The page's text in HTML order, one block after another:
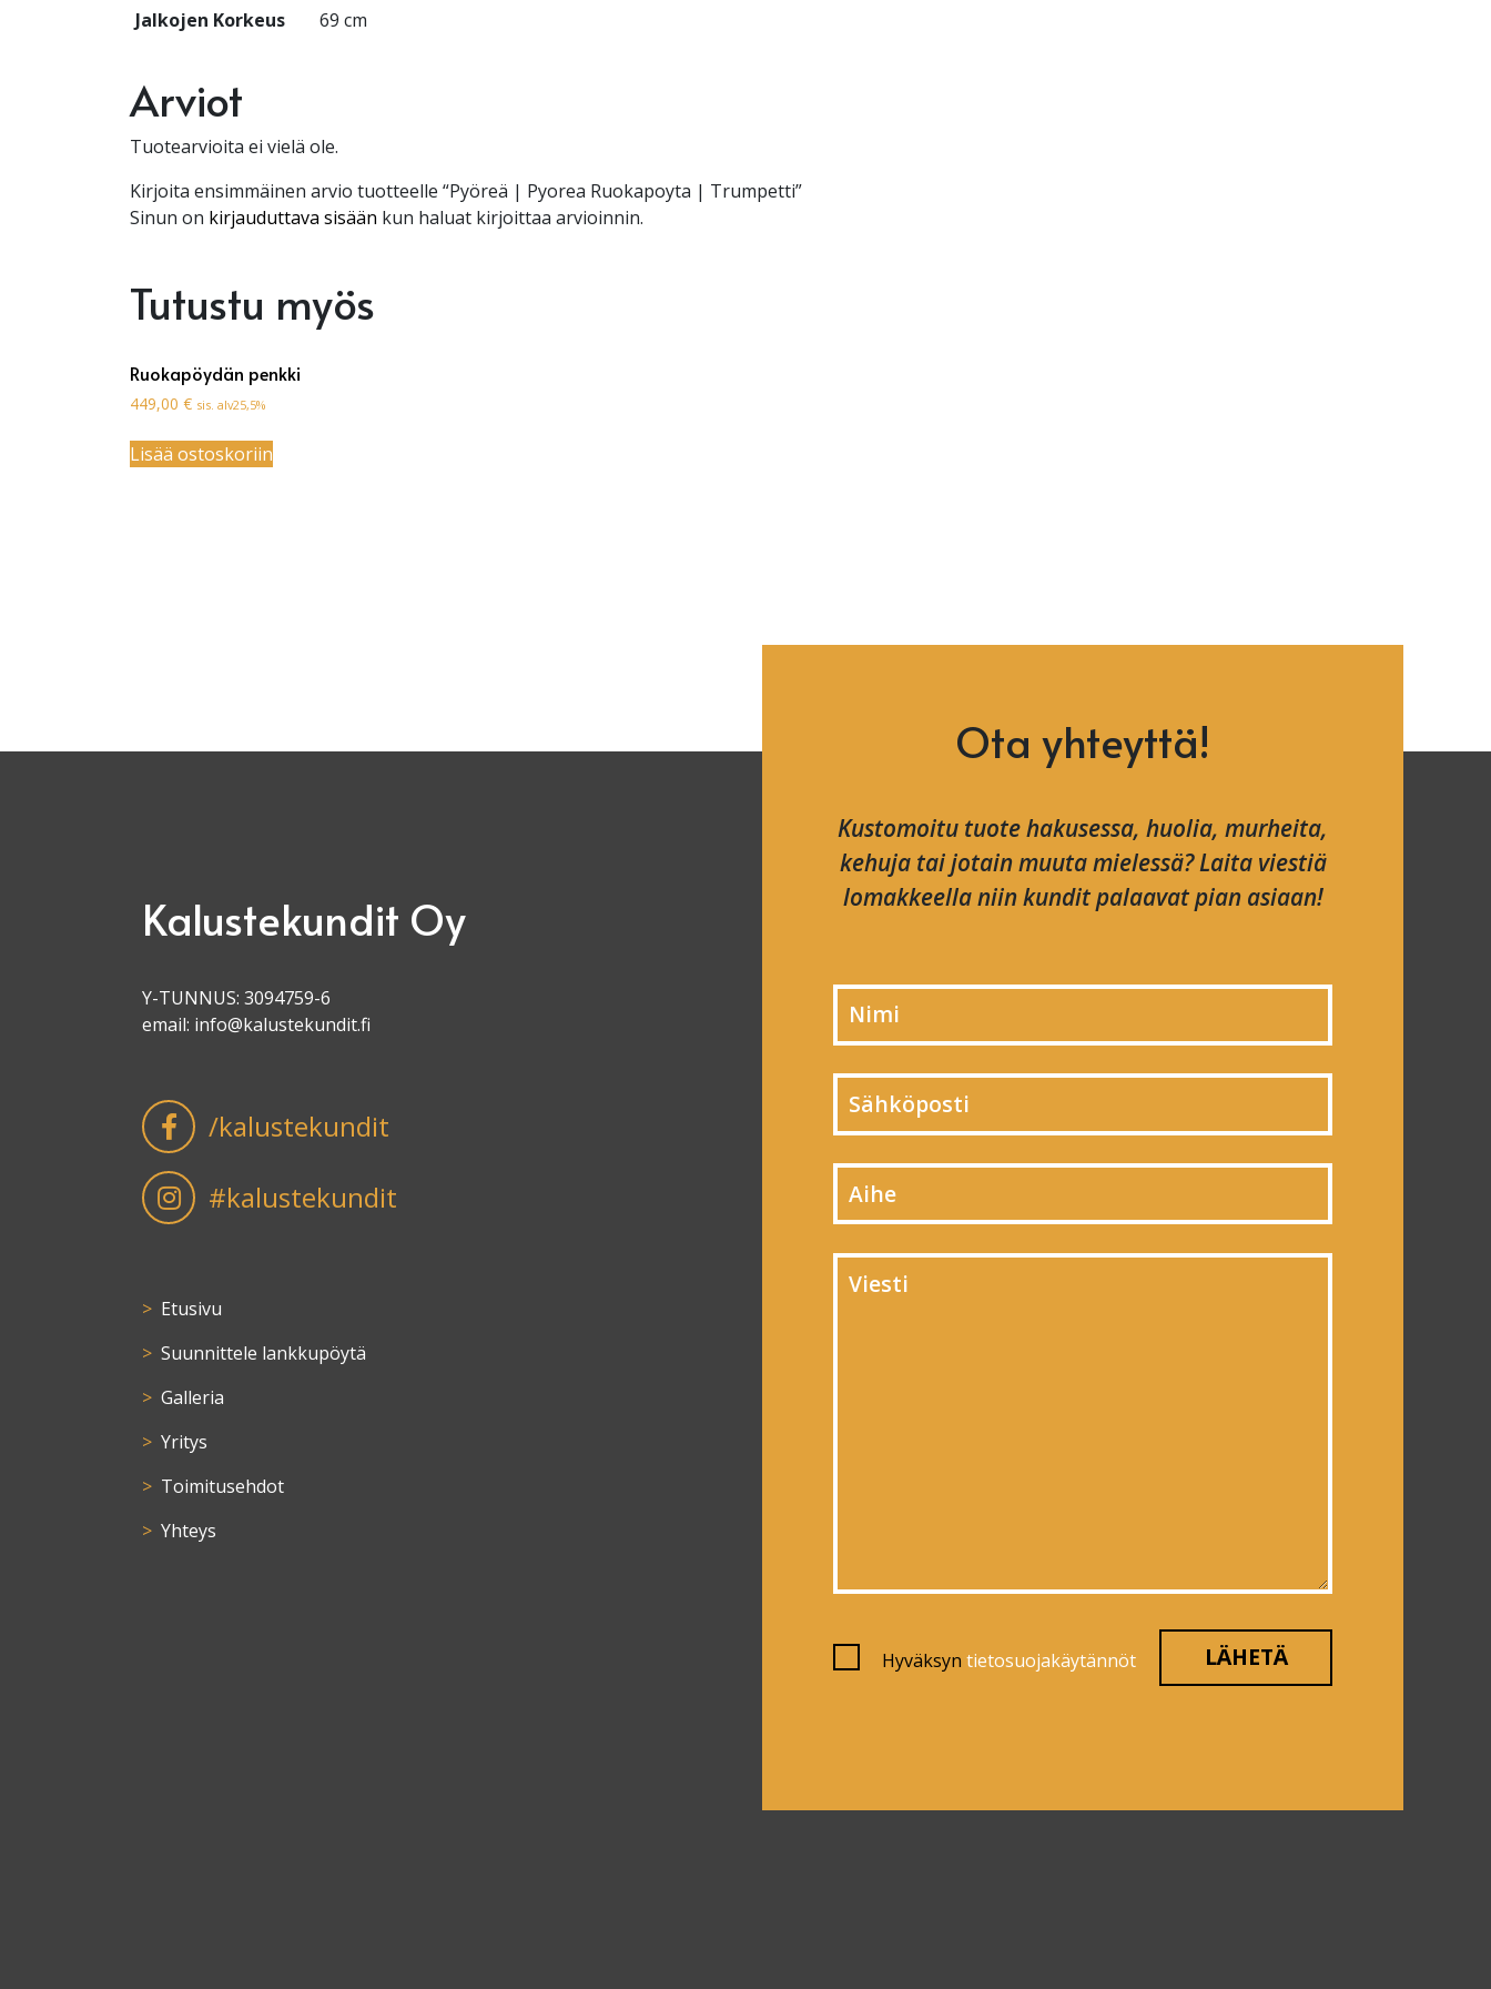
Jalkojen Korkeus 69 cm
Arviot
Tuotearvioita ei vielä ole.
Kirjoita ensimmäinen arvio tuotteelle “Pyöreä | Pyorea Ruokapoyta | Trumpetti”
Sinun on kirjauduttava sisään kun haluat kirjoittaa arvioinnin.
Tutustu myös
Ruokapöydän penkki
449,00 € sis. alv25,5%
Lisää ostoskoriin
Kalustekundit Oy
Y-TUNNUS: 3094759-6
email: info@kalustekundit.fi
/kalustekundit
#kalustekundit
Etusivu
Suunnittele lankkupöytä
Galleria
Yritys
Toimitusehdot
Yhteys
Ota yhteyttä!
Kustomoitu tuote hakusessa, huolia, murheita,
kehuja tai jotain muuta mielessä? Laita viestiä
lomakkeella niin kundit palaavat pian asiaan!
Hyväksyn tietosuojakäytännöt